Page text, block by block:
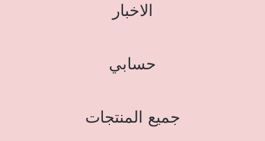
الاخبار
حسابي
جميع المنتجات